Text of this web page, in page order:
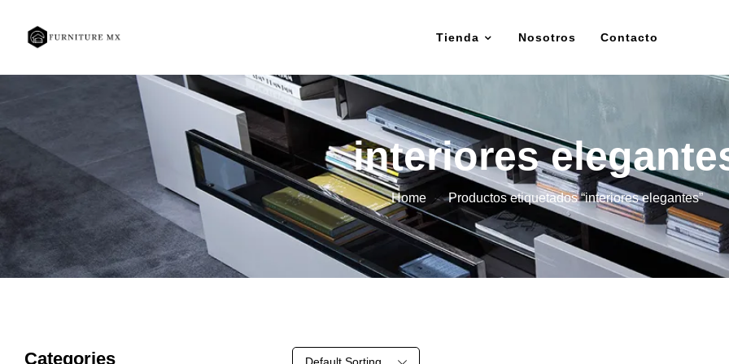
Tienda Nosotros Contacto
interiores
Home Productos etiquetados “interiores elegantes”
Categories